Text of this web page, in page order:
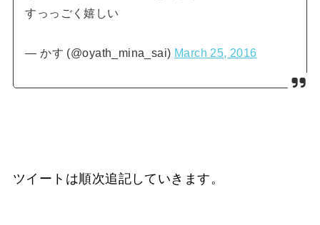
すっっごく嬉しい
— かす (@oyath_mina_sai) March 25, 2016
ツイートは順次追記していきます。